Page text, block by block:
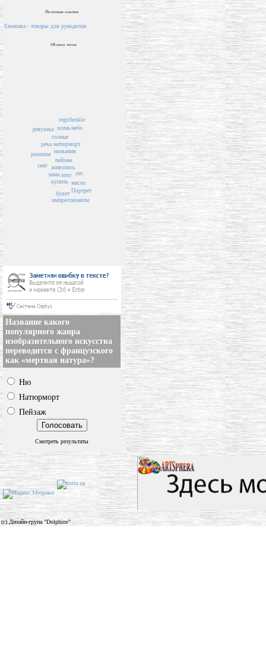
Полезные ссылки
Ежевика - товары для рукоделия
Облако тегов
пейзаж
названия
живопись
лето
натюрморт
купить
солнце
лес
зима
осень
букет
масло
река
снег
tegicheskie
реализм
небо
импрессионизм
Портрет
девушка
Название какого
популярного жанра
изобразительного искусства
переводится с французского
как «мертвая натура»?
Ню
Натюрморт
Пейзаж
Смотреть результаты
(c) Дизайн-група "Dolphins"